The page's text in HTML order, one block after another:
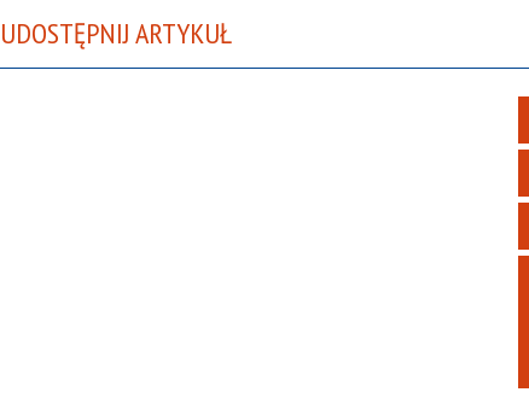
UDOSTĘPNIJ ARTYKUŁ